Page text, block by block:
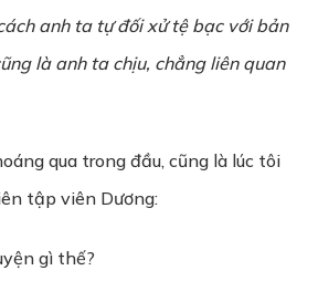
anh ta tự đối xử tệ bạc với bản
là anh ta chịu, chẳng liên quan
qua trong đầu, cũng là lúc tôi
tập viên Dương:
gì thế?